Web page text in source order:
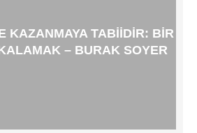
KAZANMAYA TABIIDIR: BIR
– BURAK SOYER